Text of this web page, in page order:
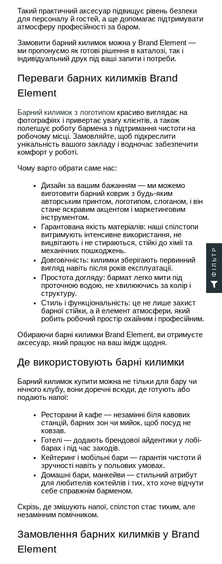
Такий практичний аксесуар підвищує рівень безпеки
для персоналу й гостей, а ще допомагає підтримувати
атмосферу професійності за баром.
Замовити барний килимок можна у Brand Element —
ми пропонуємо як готові рішення в каталозі, так і
індивідуальний друк під ваші запити і потреби.
Переваги барних килимків Brand
Element
Барний килимок з логотипом красиво виглядає на
фотографіях і привертає увагу клієнтів, а також
полегшує роботу бармена з підтримання чистоти на
робочому місці. Замовляйте, щоб підкреслити
унікальність вашого закладу і водночас забезпечити
комфорт у роботі.
Чому варто обрати саме нас:
Дизайн за вашим бажанням — ми можемо
виготовити барний коврик з будь-яким
авторським принтом, логотипом, слоганом, і він
стане яскравим акцентом і маркетинговим
інструментом.
Гарантована якість матеріалів: наші спілстопи
витримують інтенсивне використання, не
вицвітають і не стираються, стійкі до хімії та
механічних пошкоджень.
Довговічність: килимки зберігають первинний
вигляд навіть після років експлуатації.
Простота догляду: бармат легко мити під
проточною водою, не хвилюючись за колір і
структуру.
Стиль і функціональність: це не лише захист
барної стійки, а й елемент атмосфери, який
робить робочий простір охайним і професійним.
Обираючи барні килимки Brand Element, ви отримуєте
аксесуар, який працює на ваш імідж щодня.
Де використовують барні килимки
Барний килимок купити можна не тільки для бару чи
нічного клубу, вони доречні всюди, де готують або
подають напої:
Ресторани й кафе — незамінні біля кавових
станцій, барних зон чи мийок, щоб посуд не
ковзав.
Готелі — додають брендової айдентики у лобі-
барах і під час заходів.
Кейтеринг і мобільні бари — гарантія чистоти й
зручності навіть у польових умовах.
Домашні бари, манкейви — стильний атрибут
для любителів коктейлів і тих, хто хоче відчути
себе справжнім барменом.
Скрізь, де змішують напої, спілстоп стає тихим, але
незамінним помічником.
Замовлення барних килимків у Brand
Element
ФІЛЬТР